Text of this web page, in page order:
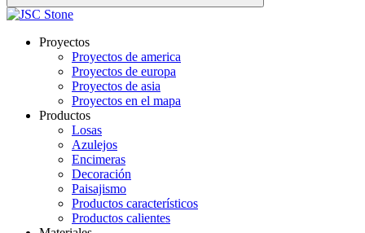
Proyectos
Proyectos de america
Proyectos de europa
Proyectos de asia
Proyectos en el mapa
Productos
Losas
Azulejos
Encimeras
Decoración
Paisajismo
Productos característicos
Productos calientes